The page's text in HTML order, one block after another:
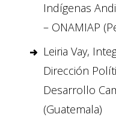
Indígenas
– ONAMIAP
Leiria Vay,
Dirección
Desarrollo
(Guatemala)